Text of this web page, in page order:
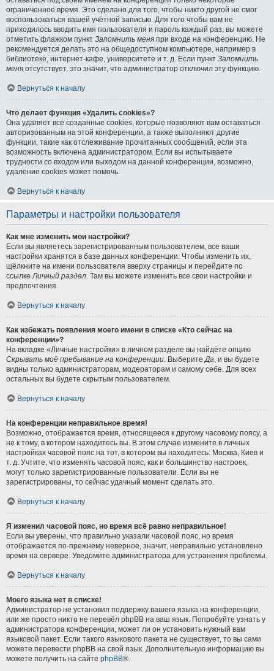
ограниченное время. Это сделано для того, чтобы никто другой не смог
воспользоваться вашей учётной записью. Для того чтобы вам не
приходилось вводить имя пользователя и пароль каждый раз, вы можете
отметить флажком пункт Запомнить меня при входе на конференцию. Не
рекомендуется делать это на общедоступном компьютере, например в
библиотеке, интернет-кафе, университете и т. д. Если пункт Запомнить
меня отсутствует, это значит, что администратор отключил эту функцию.
Вернуться к началу
Что делает функция «Удалить cookies»?
Она удаляет все созданные cookies, которые позволяют вам оставаться
авторизованным на этой конференции, а также выполняют другие
функции, такие как отслеживание прочитанных сообщений, если эта
возможность включена администратором. Если вы испытываете
трудности со входом или выходом на данной конференции, возможно,
удаление cookies может помочь.
Вернуться к началу
Параметры и настройки пользователя
Как мне изменить мои настройки?
Если вы являетесь зарегистрированным пользователем, все ваши
настройки хранятся в базе данных конференции. Чтобы изменить их,
щёлкните на имени пользователя вверху страницы и перейдите по
ссылке Личный раздел . Там вы можете изменить все свои настройки и
предпочтения.
Вернуться к началу
Как избежать появления моего имени в списке «Кто сейчас на
конференции»?
На вкладке «Личные настройки» в личном разделе вы найдёте опцию
Скрывать моё пребывание на конференции . Выберите Да , и вы будете
видны только администраторам, модераторам и самому себе. Для всех
остальных вы будете скрытым пользователем.
Вернуться к началу
На конференции неправильное время!
Возможно, отображается время, относящееся к другому часовому поясу, а
не к тому, в котором находитесь вы. В этом случае измените в личных
настройках часовой пояс на тот, в котором вы находитесь: Москва, Киев и
т. д. Учтите, что изменять часовой пояс, как и большинство настроек,
могут только зарегистрированные пользователи. Если вы не
зарегистрированы, то сейчас удачный момент сделать это.
Вернуться к началу
Я изменил часовой пояс, но время всё равно неправильное!
Если вы уверены, что правильно указали часовой пояс, но время
отображается по-прежнему неверное, значит, неправильно установлено
время на сервере. Уведомите администратора для устранения проблемы.
Вернуться к началу
Моего языка нет в списке!
Администратор не установил поддержку вашего языка на конференции,
или же просто никто не перевёл phpBB на ваш язык. Попробуйте узнать у
администратора конференции, может ли он установить нужный вам
языковой пакет. Если такого языкового пакета не существует, то вы сами
можете перевести phpBB на свой язык. Дополнительную информацию вы
можете получить на сайте phpBB®.